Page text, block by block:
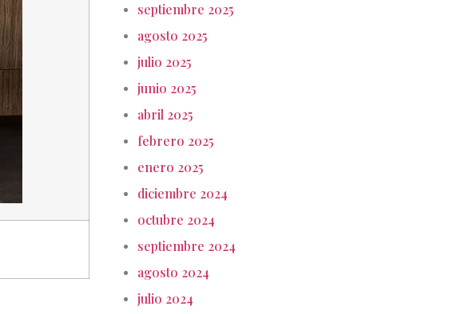
septiembre 2025
agosto 2025
julio 2025
junio 2025
abril 2025
febrero 2025
enero 2025
diciembre 2024
octubre 2024
septiembre 2024
agosto 2024
julio 2024